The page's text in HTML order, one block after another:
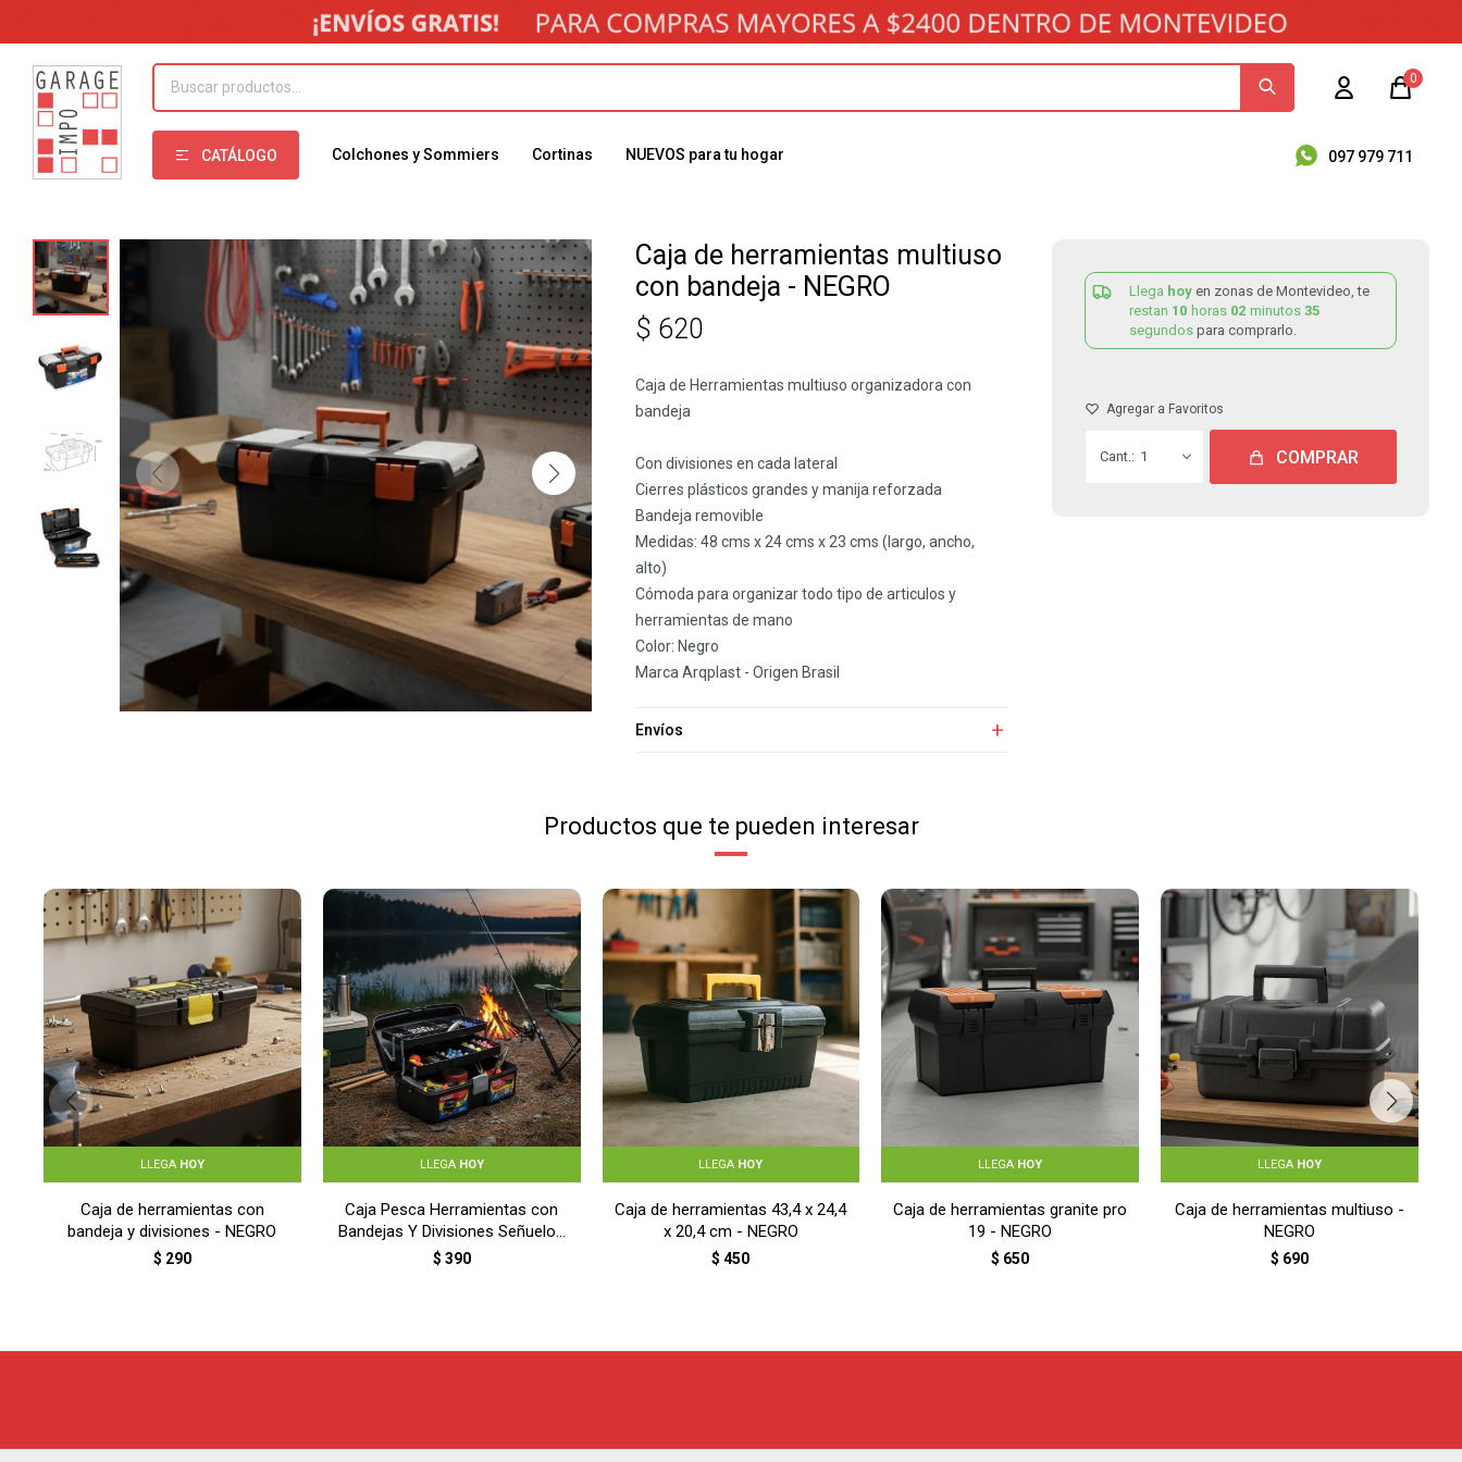
CATÁLOGO Colchones y Sommiers Cortinas NUEVOS para tu hogar 097 979 711
0
Caja de herramientas multiuso
con bandeja - NEGRO
$ 620
Caja de Herramientas multiuso organizadora con
bandeja
Con divisiones en cada lateral
Cierres plásticos grandes y manija reforzada
Bandeja removible
Medidas: 48 cms x 24 cms x 23 cms (largo, ancho,
alto)
Cómoda para organizar todo tipo de articulos y
herramientas de mano
Color: Negro
Marca Arqplast - Origen Brasil
Envíos
Llega hoy en zonas de Montevideo, te
restan 10 horas 02 minutos 35
segundos para comprarlo.
1 COMPRAR
Productos que te pueden interesar
LLEGA HOY
Caja de herramientas con
bandeja y divisiones - NEGRO
$ 290
LLEGA HOY
Caja Pesca Herramientas con
Bandejas Y Divisiones Señuelos
- NEGRO
$ 390
LLEGA HOY
Caja de herramientas 43,4 x 24,4
x 20,4 cm - NEGRO
$ 450
LLEGA HOY
Caja de herramientas granite pro
19 - NEGRO
$ 650
LLEGA HOY
Caja de herramientas multiuso -
NEGRO
$ 690